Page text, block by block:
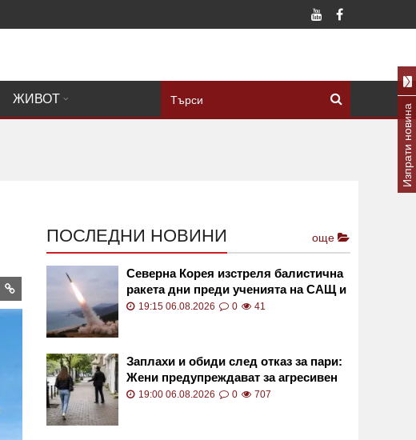
ЖИВОТ
ПОСЛЕДНИ НОВИНИ още
Северна Корея изстреля балистична
ракета дни преди ученията на САЩ и
Южна Корея
19:15 06.08.2026 0 41
Заплахи и обиди след отказ за пари:
Жени предупреждават за агресивен
просяк в София
19:00 06.08.2026 0 707
Изпрати новина